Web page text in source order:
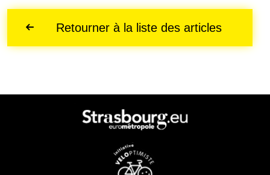
Retourner à la liste des articles